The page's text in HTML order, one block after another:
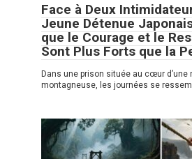
Face à Deux
Jeune Détenue
que le Courage et le
Sont Plus Forts que la
Dans une prison située au cœur d’une
montagneuse, les journées se